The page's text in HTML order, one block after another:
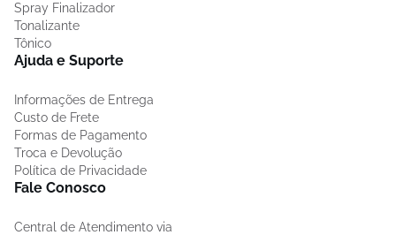
Spray Finalizador
Tonalizante
Tônico
Ajuda e Suporte
Informações de Entrega
Custo de Frete
Formas de Pagamento
Troca e Devolução
Política de Privacidade
Fale Conosco
Central de Atendimento via